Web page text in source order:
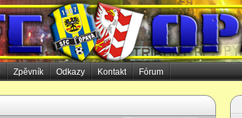
Zpěvník Odkazy Kontakt Fórum